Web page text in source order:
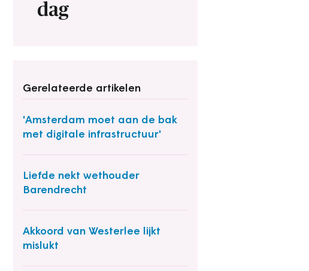
dag
Gerelateerde artikelen
'Amsterdam moet aan de bak
met digitale infrastructuur'
Liefde nekt wethouder
Barendrecht
Akkoord van Westerlee lijkt
mislukt